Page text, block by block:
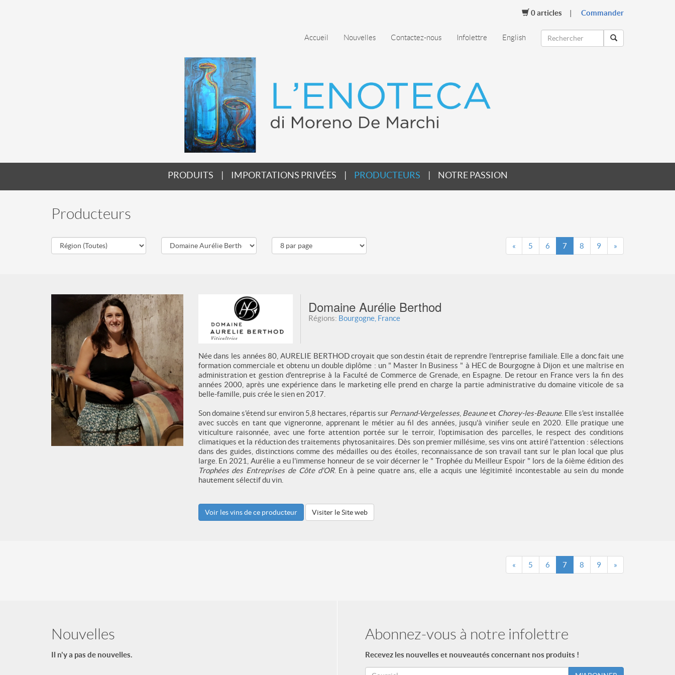
0articles Commander
Accueil Nouvelles Contactez-nous Infolettre English
PRODUITS IMPORTATIONS PRIVÉES PRODUCTEURS NOTRE PASSION
Producteurs
« 5 6 7 8 9 »
Domaine Aurélie Berthod
Régions: Bourgogne, France
Née dans les années 80, AURELIE BERTHOD croyait que son destin était de reprendre l'entreprise familiale. Elle a donc fait une
formation commerciale et obtenu un double diplôme : un " Master In Business " à HEC de Bourgogne à Dijon et une maîtrise en
administration et gestion d'entreprise à la Faculté de Commerce de Grenade, en Espagne. De retour en France vers la fin des
années 2000, après une expérience dans le marketing elle prend en charge la partie administrative du domaine viticole de sa
belle-famille, puis crée le sien en 2017.
Son domaine s'étend sur environ 5,8 hectares, répartis sur Pernand-Vergelesses, Beauneet Chorey-les-Beaune. Elle s'est installée
avec succès en tant que vigneronne, apprenant le métier au fil des années, jusqu'à vinifier seule en 2020. Elle pratique une
viticulture raisonnée, avec une forte attention portée sur le terroir, l'optimisation des parcelles, le respect des conditions
climatiques et la réduction des traitements phytosanitaires. Dès son premier millésime, ses vins ont attiré l'attention : sélections
dans des guides, distinctions comme des médailles ou des étoiles, reconnaissance de son travail tant sur le plan local que plus
large. En 2021, Aurélie a eu l'immense honneur de se voir décerner le " Trophée du Meilleur Espoir " lors de la 6ième édition des
Trophées des Entreprises de Côte d'OR. En à peine quatre ans, elle a acquis une légitimité incontestable au sein du monde
hautement sélectif du vin.
Voir les vins de ce producteur Visiter le Site web
« 5 6 7 8 9 »
Nouvelles
Il n'y a pas de nouvelles.
Abonnez-vous à notre infolettre
Recevez les nouvelles et nouveautés concernant nos produits !